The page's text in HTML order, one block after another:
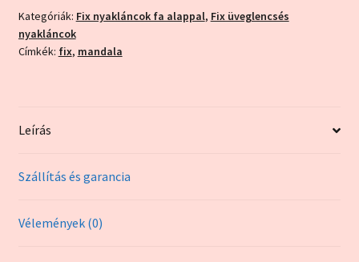
(fix
nyaklánc)
mennyiség
Kategóriák: Fix nyakláncok fa alappal, Fix üveglencsés
nyakláncok
Címkék: fix, mandala
Leírás
Szállítás és garancia
Vélemények (0)